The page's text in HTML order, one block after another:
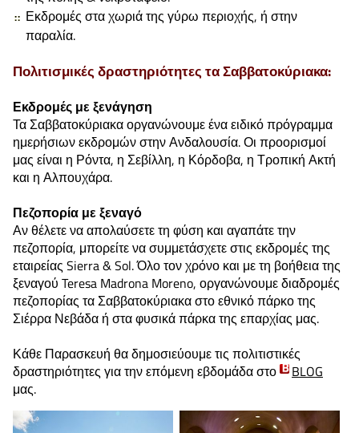
Εκδρομές στα χωριά της γύρω περιοχής, ή στην
παραλία.
Πολιτισμικές δραστηριότητες τα Σαββατοκύριακα:
Εκδρομές με ξενάγηση
Τα Σαββατοκύριακα οργανώνουμε ένα ειδικό πρόγραμμα
ημερήσιων εκδρομών στην Ανδαλουσία. Οι προορισμοί
μας είναι η Ρόντα, η Σεβίλλη, η Κόρδοβα, η Τροπική Ακτή
και η Αλπουχάρα.
Πεζοπορία με ξεναγό
Αν θέλετε να απολαύσετε τη φύση και αγαπάτε την
πεζοπορία, μπορείτε να συμμετάσχετε στις εκδρομές της
εταιρείας Sierra & Sol. Όλο τον χρόνο και με τη βοήθεια της
ξεναγού Teresa Madrona Moreno, οργανώνουμε διαδρομές
πεζοπορίας τα Σαββατοκύριακα στο εθνικό πάρκο της
Σιέρρα Νεβάδα ή στα φυσικά πάρκα της επαρχίας μας.
Κάθε Παρασκευή θα δημοσιεύουμε τις πολιτιστικές
δραστηριότητες για την επόμενη εβδομάδα στο
BLOG
μας.